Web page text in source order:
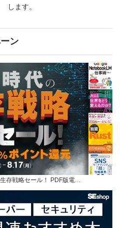
します。
ン
存戦略セール！ PDF版電…